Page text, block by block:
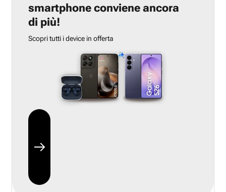
smartphone conviene ancora
di più!
Scopri tutti i device in offerta